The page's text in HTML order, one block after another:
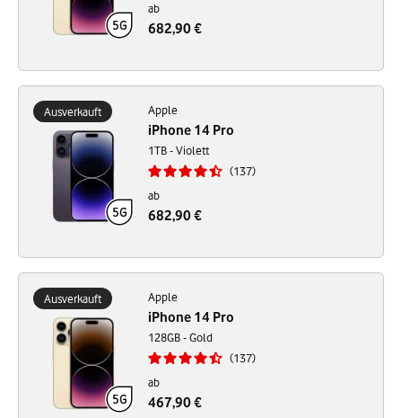
ab
682,90 €
Ausverkauft Apple
iPhone 14 Pro
1TB - Violett
137
ab
682,90 €
Ausverkauft Apple
iPhone 14 Pro
128GB - Gold
137
ab
467,90 €